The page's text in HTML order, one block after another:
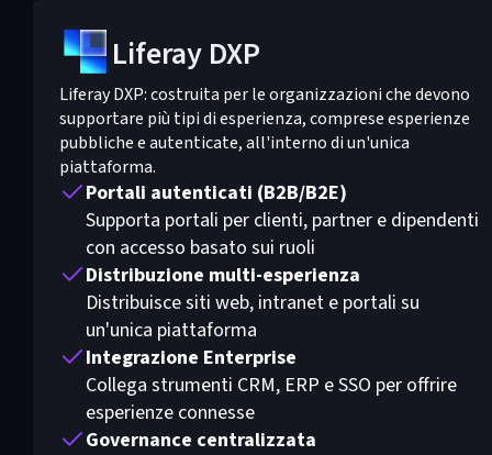
Liferay DXP
Liferay DXP: costruita per le organizzazioni che devono
supportare più tipi di esperienza, comprese esperienze
pubbliche e autenticate, all'interno di un'unica
piattaforma.
Portali autenticati (B2B/B2E)
Supporta portali per clienti, partner e dipendenti
con accesso basato sui ruoli
Distribuzione multi-esperienza
Distribuisce siti web, intranet e portali su
un'unica piattaforma
Integrazione Enterprise
Collega strumenti CRM, ERP e SSO per offrire
esperienze connesse
Governance centralizzata